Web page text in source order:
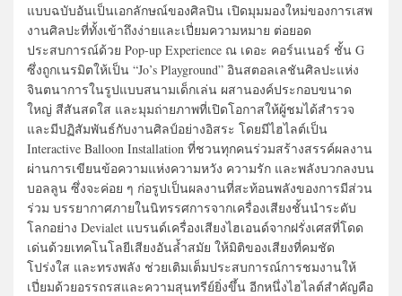
แบบฉบับอันเป็นเอกลักษณ์ของศิลปิน เปิดมุมมองใหม่ของการเสพ
งานศิลปะที่ทั้งเข้าถึงง่ายและเปี่ยมความหมาย ต่อยอด
ประสบการณ์ด้วย Pop-up Experience ณ เดอะ คอร์นเนอร์ ชั้น G
ซึ่งถูกเนรมิตให้เป็น “Jo’s Playground” อินสตอลเลชันศิลปะแห่ง
จินตนาการในรูปแบบสนามเด็กเล่น ผสานองค์ประกอบขนาด
ใหญ่ สีสันสดใส และมุมถ่ายภาพที่เปิดโอกาสให้ผู้ชมได้สำรวจ
และมีปฏิสัมพันธ์กับงานศิลป์อย่างอิสระ โดยมีไฮไลต์เป็น
Interactive Balloon Installation ที่ชวนทุกคนร่วมสร้างสรรค์ผลงาน
ผ่านการเขียนข้อความแห่งความหวัง ความรัก และพลังบวกลงบน
บอลลูน ซึ่งจะค่อย ๆ ก่อรูปเป็นผลงานที่สะท้อนพลังของการมีส่วน
ร่วม บรรยากาศภายในนิทรรศการจากเครื่องเสียงชั้นนำระดับ
โลกอย่าง Devialet แบรนด์เครื่องเสียงไฮเอนด์จากฝรั่งเศสที่โดด
เด่นด้วยเทคโนโลยีเสียงอันล้ำสมัย ให้มิติของเสียงที่คมชัด
โปร่งใส และทรงพลัง ช่วยเติมเต็มประสบการณ์การชมงานให้
เปี่ยมด้วยอรรถรสและความสุนทรีย์ยิ่งขึ้น อีกหนึ่งไฮไลต์สำคัญคือ